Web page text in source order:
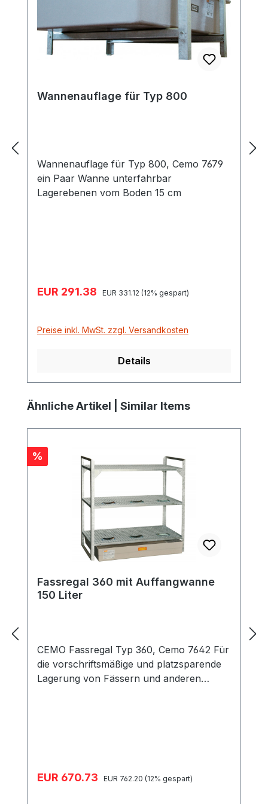
Wannenauflage für Typ 800
Wannenauflage für Typ 800, Cemo 7679
ein Paar Wanne unterfahrbar
Lagerebenen vom Boden 15 cm
Verkaufspreis:
EUR 291.38 Regulärer Preis:
EUR 331.12 (12% gespart)
Preise inkl. MwSt. zzgl. Versandkosten
Details
Produktgalerie überspringen
Ähnliche Artikel | Similar Items
Rabatt
%
Fassregal 360 mit Auffangwanne
150 Liter
CEMO Fassregal Typ 360, Cemo 7642 Für
die vorschriftsmäßige und platzsparende
Lagerung von Fässern und anderen
Auffangwannen direkt auf dem Boden
Verkaufspreis:
EUR 670.73 Regulärer Preis:
EUR 762.20 (12% gespart)